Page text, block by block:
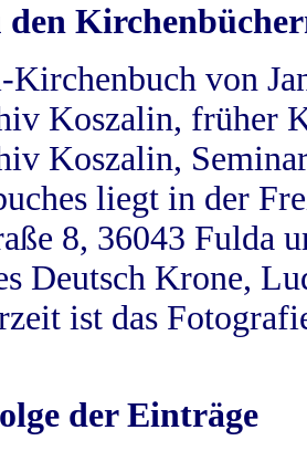
den
von
Koszalin, früher
Koszalin,
liegt in der
8, 36043 Fulda
Deutsch Krone,
ist das
der Einträge